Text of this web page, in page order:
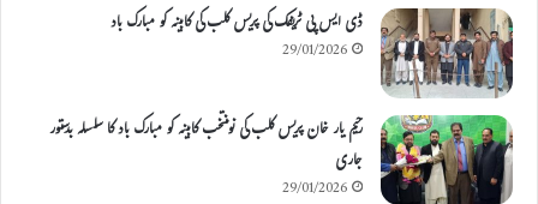
ڈی ایس پی ٹریفک کی پریس کلب کی کابینہ کو مبارک باد
29/01/2026
رحیم یار خان پریس کلب کی نومنتخب کابینہ کو مبارک باد کا سلسلہ بدستور
جاری
29/01/2026